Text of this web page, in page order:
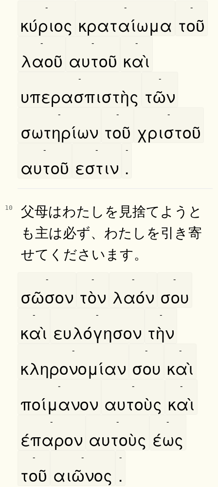
κύριος
-
κραταίωμα
-
τοῦ
-
λαοῦ
-
αυτοῦ
-
καὶ
-
υπερασπιστὴς
-
τῶν
-
σωτηρίων
-
τοῦ
-
χριστοῦ
-
αυτοῦ
-
εστιν
-
.
-
10
父母はわたしを見捨てようと
も主は必ず、わたしを引き寄
せてくださいます。
σῶσον
-
τὸν
-
λαόν
-
σου
-
καὶ
-
ευλόγησον
-
τὴν
-
κληρονομίαν
-
σου
-
καὶ
-
ποίμανον
-
αυτοὺς
-
καὶ
-
έπαρον
-
αυτοὺς
-
έως
-
τοῦ
-
αιῶνος
-
.
-